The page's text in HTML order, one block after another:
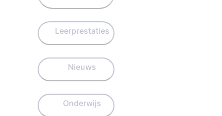
Leerprestaties
Nieuws
Onderwijs